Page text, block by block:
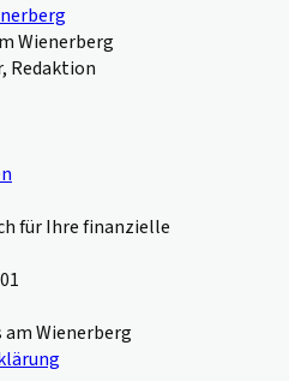
Wienerberg
Redaktion
für Ihre finanzielle
Wienerberg